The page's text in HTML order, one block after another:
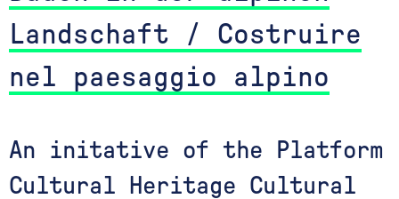
Landschaft / Costruire
nel paesaggio alpino
An initative of the Platform
Cultural Heritage Cultural